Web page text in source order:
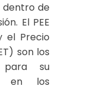
dentro de
El PEE
el Precio
son los
su
en los